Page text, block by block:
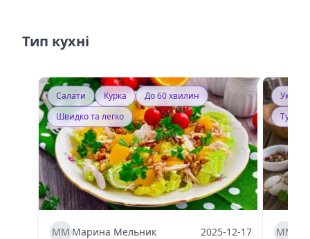
Тип кухні
Салати Курка
До 60 хвилин
Швидко та легко
ММ Марина Мельник 2025-12-17 ММ